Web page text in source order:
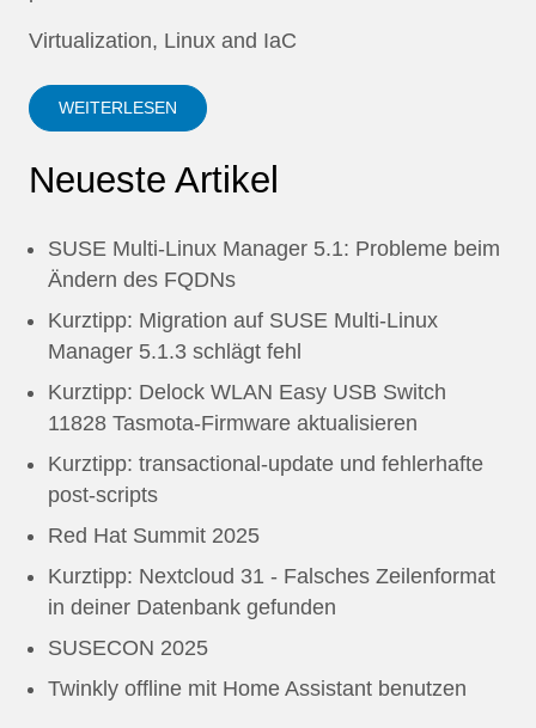
Virtualization, Linux and IaC
WEITERLESEN
Neueste Artikel
SUSE Multi-Linux Manager 5.1: Probleme beim
Ändern des FQDNs
Kurztipp: Migration auf SUSE Multi-Linux
Manager 5.1.3 schlägt fehl
Kurztipp: Delock WLAN Easy USB Switch
11828 Tasmota-Firmware aktualisieren
Kurztipp: transactional-update und fehlerhafte
post-scripts
Red Hat Summit 2025
Kurztipp: Nextcloud 31 - Falsches Zeilenformat
in deiner Datenbank gefunden
SUSECON 2025
Twinkly offline mit Home Assistant benutzen